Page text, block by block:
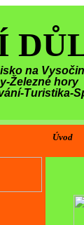
na
Železné hory
Turistika-
Úvod